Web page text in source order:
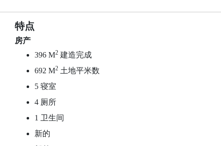
特点
房产
396 M2 建造完成
692 M2 土地平米数
5 寝室
4 厕所
1 卫生间
新的